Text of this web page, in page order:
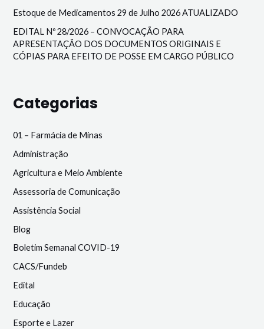
Estoque de Medicamentos 29 de Julho 2026 ATUALIZADO
EDITAL Nº 28/2026 – CONVOCAÇÃO PARA
APRESENTAÇÃO DOS DOCUMENTOS ORIGINAIS E
CÓPIAS PARA EFEITO DE POSSE EM CARGO PÚBLICO
Categorias
01 – Farmácia de Minas
Administração
Agricultura e Meio Ambiente
Assessoria de Comunicação
Assistência Social
Blog
Boletim Semanal COVID-19
CACS/Fundeb
Edital
Educação
Esporte e Lazer